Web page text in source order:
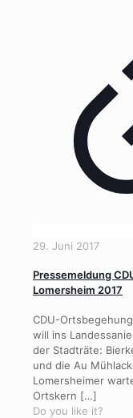
29. Juni 2017
Pressemeldung
Lomersheim 2017
CDU-
will ins
der Stadträte:
und die Au
Lomersheimer
Ortskern […]
Do you like it?